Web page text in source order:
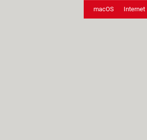
macOS Internet